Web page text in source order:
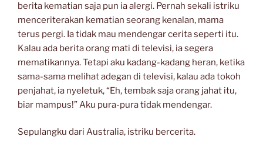
berita kematian saja pun ia alergi. Pernah sekali istriku
menceriterakan kematian seorang kenalan, mama
terus pergi. Ia tidak mau mendengar cerita seperti itu.
Kalau ada berita orang mati di televisi, ia segera
mematikannya. Tetapi aku kadang-kadang heran, ketika
sama-sama melihat adegan di televisi, kalau ada tokoh
penjahat, ia nyeletuk, “Eh, tembak saja orang jahat itu,
biar mampus!” Aku pura-pura tidak mendengar.
Sepulangku dari Australia, istriku bercerita.